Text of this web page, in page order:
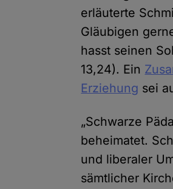
erläuterte
Gläubigen
hasst seinen
13,24). Ein
Erziehung sei
„Schwarze
beheimatet.
und liberaler
sämtlicher